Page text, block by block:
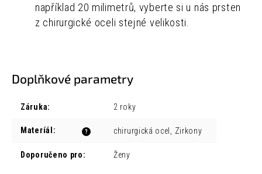
například 20 milimetrů, vyberte si u nás prsten
z chirurgické oceli stejné velikosti.
Doplňkové parametry
Záruka: 2 roky
?
Materíál : chirurgická ocel, Zirkony
Doporučeno pro: Ženy